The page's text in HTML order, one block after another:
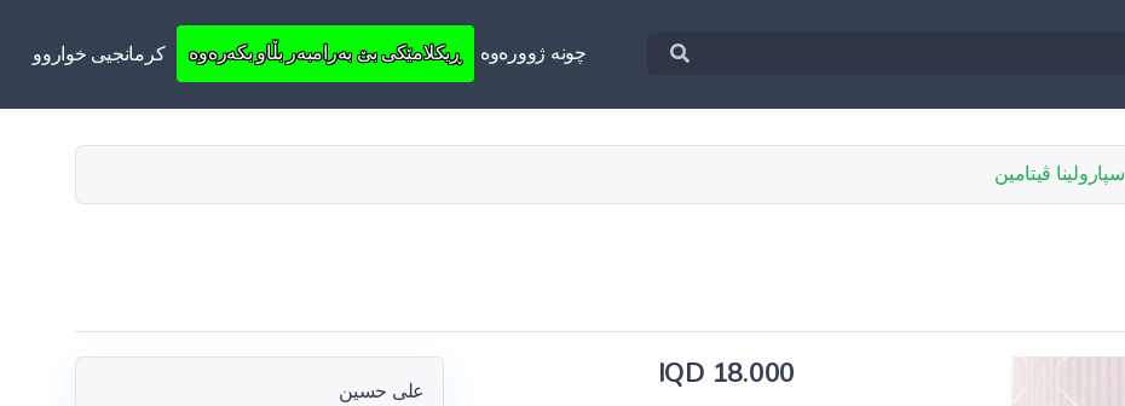
چونه‌ ژووره‌وه‌ ڕیکلامێکی بێ بەرامبەر بڵاو بکەرەوە کرمانجیی خواروو
سپارولینا ڤیتامین
18.000 IQD
علی حسین